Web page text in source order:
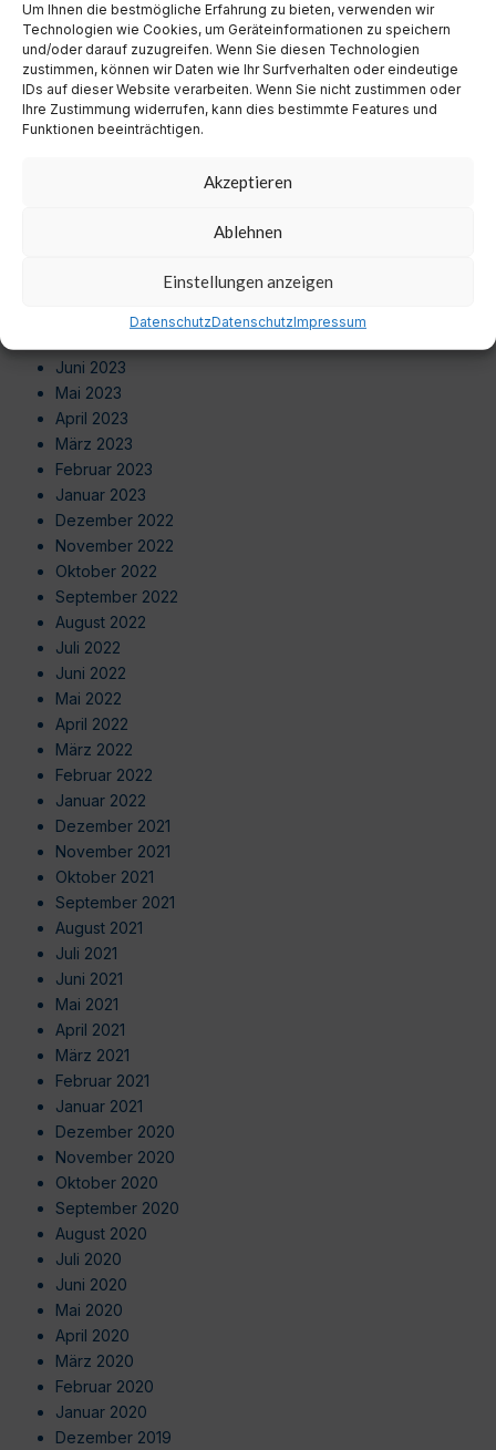
Um Ihnen die bestmögliche Erfahrung zu bieten, verwenden wir
Technologien wie Cookies, um Geräteinformationen zu speichern
und/oder darauf zuzugreifen. Wenn Sie diesen Technologien
zustimmen, können wir Daten wie Ihr Surfverhalten oder eindeutige
IDs auf dieser Website verarbeiten. Wenn Sie nicht zustimmen oder
Ihre Zustimmung widerrufen, kann dies bestimmte Features und
Funktionen beeinträchtigen.
Akzeptieren
Ablehnen
Einstellungen anzeigen
DatenschutzDatenschutzImpressum
August 2024
Juli 2024
Juni 2024
Mai 2024
April 2024
März 2024
September 2023
August 2023
Juni 2023
Mai 2023
April 2023
März 2023
Februar 2023
Januar 2023
Dezember 2022
November 2022
Oktober 2022
September 2022
August 2022
Juli 2022
Juni 2022
Mai 2022
April 2022
März 2022
Februar 2022
Januar 2022
Dezember 2021
November 2021
Oktober 2021
September 2021
August 2021
Juli 2021
Juni 2021
Mai 2021
April 2021
März 2021
Februar 2021
Januar 2021
Dezember 2020
November 2020
Oktober 2020
September 2020
August 2020
Juli 2020
Juni 2020
Mai 2020
April 2020
März 2020
Februar 2020
Januar 2020
Dezember 2019